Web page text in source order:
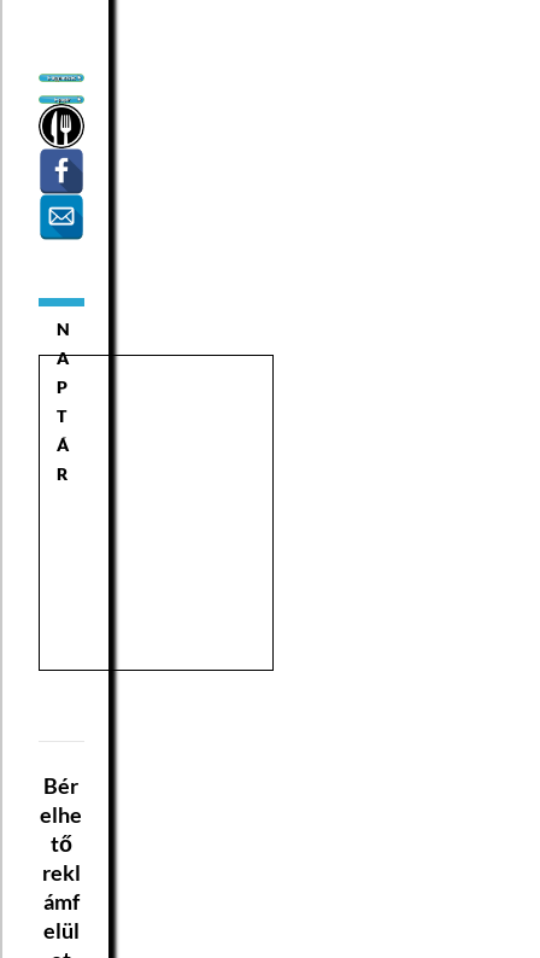
N
A
P
T
Á
R
Bér
elhe
tő
rekl
ámf
elül